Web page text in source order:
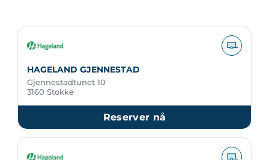
HAGELAND GJENNESTAD
Gjennestadtunet 10
3160 Stokke
Reserver nå